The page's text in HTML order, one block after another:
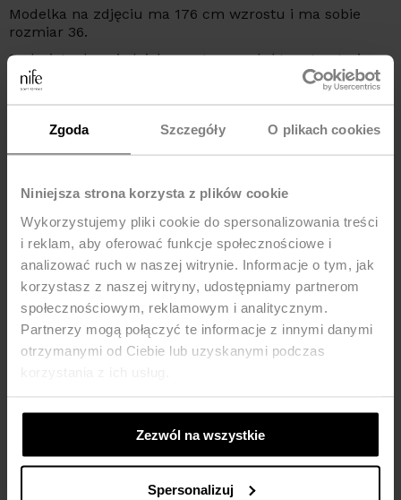
Zgoda Szczegóły O plikach cookies
Niniejsza strona korzysta z plików cookie
Wykorzystujemy pliki cookie do spersonalizowania treści
i reklam, aby oferować funkcje społecznościowe i
analizować ruch w naszej witrynie. Informacje o tym, jak
korzystasz z naszej witryny, udostępniamy partnerom
społecznościowym, reklamowym i analitycznym.
Partnerzy mogą połączyć te informacje z innymi danymi
otrzymanymi od Ciebie lub uzyskanymi podczas
Zezwól na wszystkie
Spersonalizuj
Modelka na zdjęciu ma 176 cm wzrostu i ma sobie
rozmiar 36.
Podmiot odpowiedzialny za ten produkt na terytorium
UE:
NIFE Sp. z o o., ul. Lipowa 22/24, 42-202 Częstochowa,
sklep@nife.pl
MOŻE CI SIĘ SPODOBAĆ